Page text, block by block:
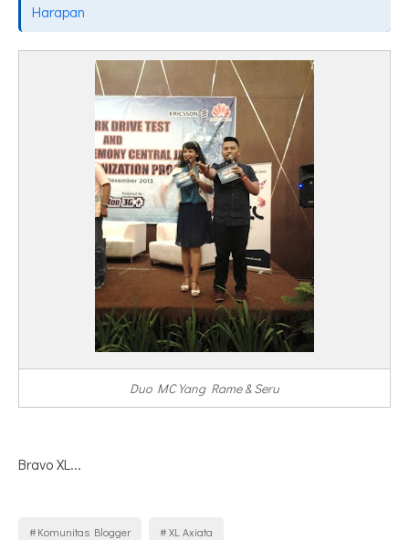
Harapan
Duo MC Yang Rame & Seru
Bravo XL...
Komunitas Blogger XL Axiata